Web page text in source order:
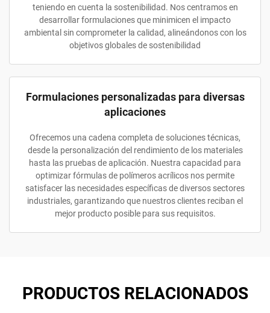
teniendo en cuenta la sostenibilidad. Nos centramos en
desarrollar formulaciones que minimicen el impacto
ambiental sin comprometer la calidad, alineándonos con los
objetivos globales de sostenibilidad
Formulaciones personalizadas para diversas
aplicaciones
Ofrecemos una cadena completa de soluciones técnicas,
desde la personalización del rendimiento de los materiales
hasta las pruebas de aplicación. Nuestra capacidad para
optimizar fórmulas de polímeros acrílicos nos permite
satisfacer las necesidades específicas de diversos sectores
industriales, garantizando que nuestros clientes reciban el
mejor producto posible para sus requisitos.
PRODUCTOS RELACIONADOS